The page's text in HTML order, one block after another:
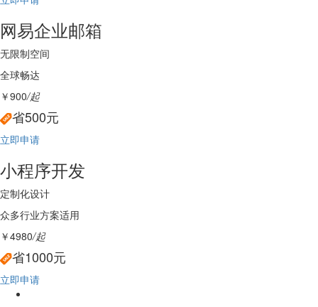
网易企业邮箱
无限制空间
全球畅达
￥900/起
省500元
立即申请
小程序开发
定制化设计
众多行业方案适用
￥4980/起
省1000元
立即申请